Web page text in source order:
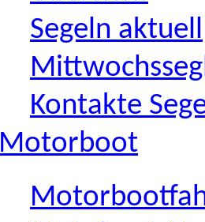
Segeln aktuell
Kontakte
Motorboot